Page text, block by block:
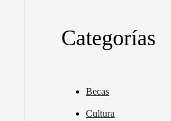
Categorías
Becas
Cultura